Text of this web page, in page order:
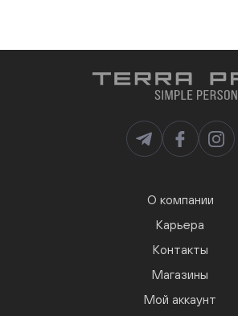
О компании
Карьера
Контакты
Магазины
Мой аккаунт